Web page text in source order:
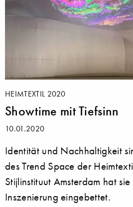
HEIMTEXTIL 2020
Showtime mit Tiefsinn
10.01.2020
Identität und Nachhaltigkeit
des Trend Space der
Stijlinstituut Amsterdam hat
Inszenierung eingebettet.